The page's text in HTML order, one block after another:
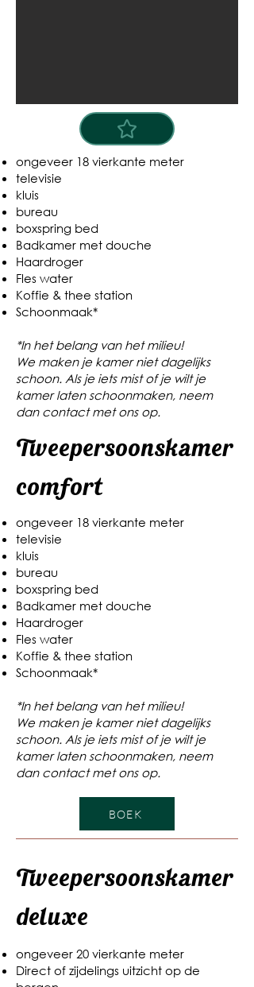
ongeveer 18 vierkante meter
televisie
kluis
bureau
boxspring bed
Badkamer met douche
Haardroger
Fles water
Koffie & thee station
Schoonmaak*
*In het belang van het milieu!
We maken je kamer niet dagelijks
schoon. Als je iets mist of je wilt je
kamer laten schoonmaken, neem
dan contact met ons op.
Tweepersoonskamer
comfort
ongeveer 18 vierkante meter
televisie
kluis
bureau
boxspring bed
Badkamer met douche
Haardroger
Fles water
Koffie & thee station
Schoonmaak*
*In het belang van het milieu!
We maken je kamer niet dagelijks
schoon. Als je iets mist of je wilt je
kamer laten schoonmaken, neem
dan contact met ons op.
BOEK
Tweepersoonskamer
deluxe
ongeveer 20 vierkante meter
Direct of zijdelings uitzicht op de